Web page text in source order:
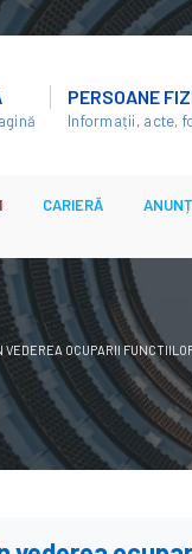
PERSOANE
Informații, acte,
CARIERĂ
VEDEREA OCUPARII